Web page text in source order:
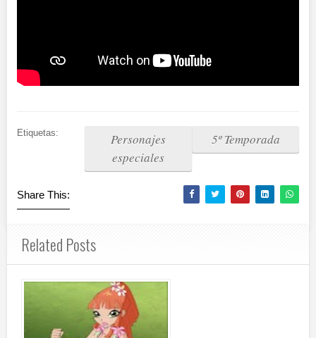
Etiquetas: 5º Temporada
Personajes
especiales
Share This:
Related Posts